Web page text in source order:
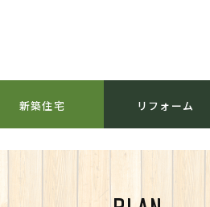
新築住宅 リフォーム